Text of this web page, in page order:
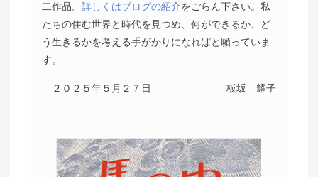
二作品。 詳しくはブログの紹介をごらん下さい。私
たちの住む世界と時代を見つめ、何ができるか、ど
う生きるかを考える手がかりになればと願っていま
す。
２０２５年５月２７日 板坂 耀子